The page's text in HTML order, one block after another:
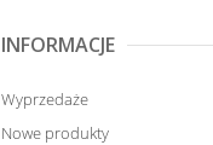
INFORMACJE
Wyprzedaże
Nowe produkty